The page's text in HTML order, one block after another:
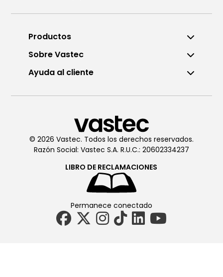
Productos
Sobre Vastec
Ayuda al cliente
© 2026 Vastec. Todos los derechos reservados.
Razón Social: Vastec S.A. R.U.C.: 20602334237
LIBRO DE RECLAMACIONES
Permanece conectado